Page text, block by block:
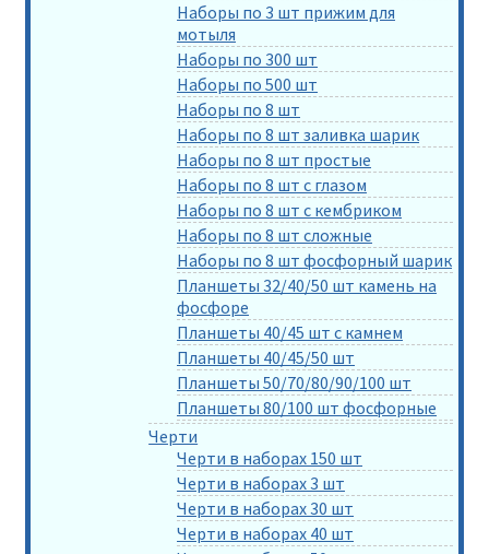
Наборы по 3 шт прижим для
мотыля
Наборы по 300 шт
Наборы по 500 шт
Наборы по 8 шт
Наборы по 8 шт заливка шарик
Наборы по 8 шт простые
Наборы по 8 шт с глазом
Наборы по 8 шт с кембриком
Наборы по 8 шт сложные
Наборы по 8 шт фосфорный шарик
Планшеты 32/40/50 шт камень на
фосфоре
Планшеты 40/45 шт с камнем
Планшеты 40/45/50 шт
Планшеты 50/70/80/90/100 шт
Планшеты 80/100 шт фосфорные
Черти
Черти в наборах 150 шт
Черти в наборах 3 шт
Черти в наборах 30 шт
Черти в наборах 40 шт